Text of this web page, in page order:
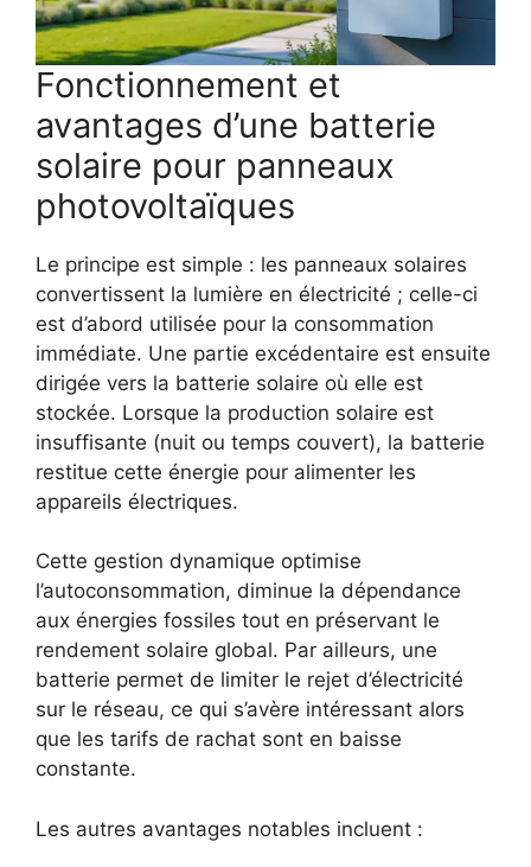
Fonctionnement et
avantages d’une batterie
solaire pour panneaux
photovoltaïques
Le principe est simple : les panneaux solaires
convertissent la lumière en électricité ; celle-ci
est d’abord utilisée pour la consommation
immédiate. Une partie excédentaire est ensuite
dirigée vers la batterie solaire où elle est
stockée. Lorsque la production solaire est
insuffisante (nuit ou temps couvert), la batterie
restitue cette énergie pour alimenter les
appareils électriques.
Cette gestion dynamique optimise
l’autoconsommation, diminue la dépendance
aux énergies fossiles tout en préservant le
rendement solaire global. Par ailleurs, une
batterie permet de limiter le rejet d’électricité
sur le réseau, ce qui s’avère intéressant alors
que les tarifs de rachat sont en baisse
constante.
Les autres avantages notables incluent :